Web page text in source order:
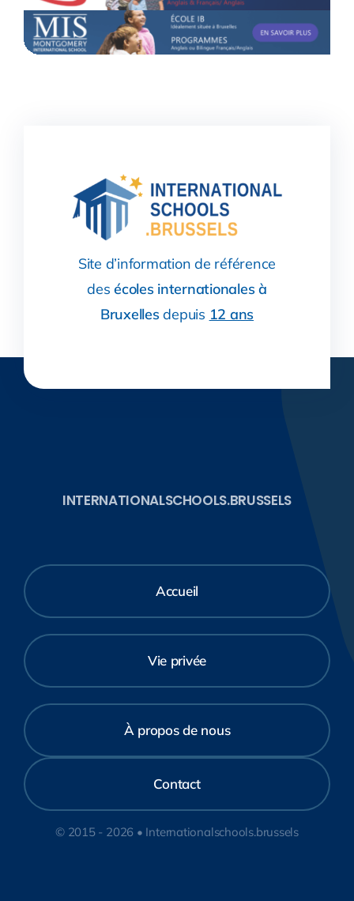
Site d’information de référence
desécoles internationales à
Bruxellesdepuis 12 ans
INTERNATIONALSCHOOLS.BRUSSELS
Accueil
Vie privée
À propos de nous
Contact
© 2015 - 2026 • Internationalschools.brussels